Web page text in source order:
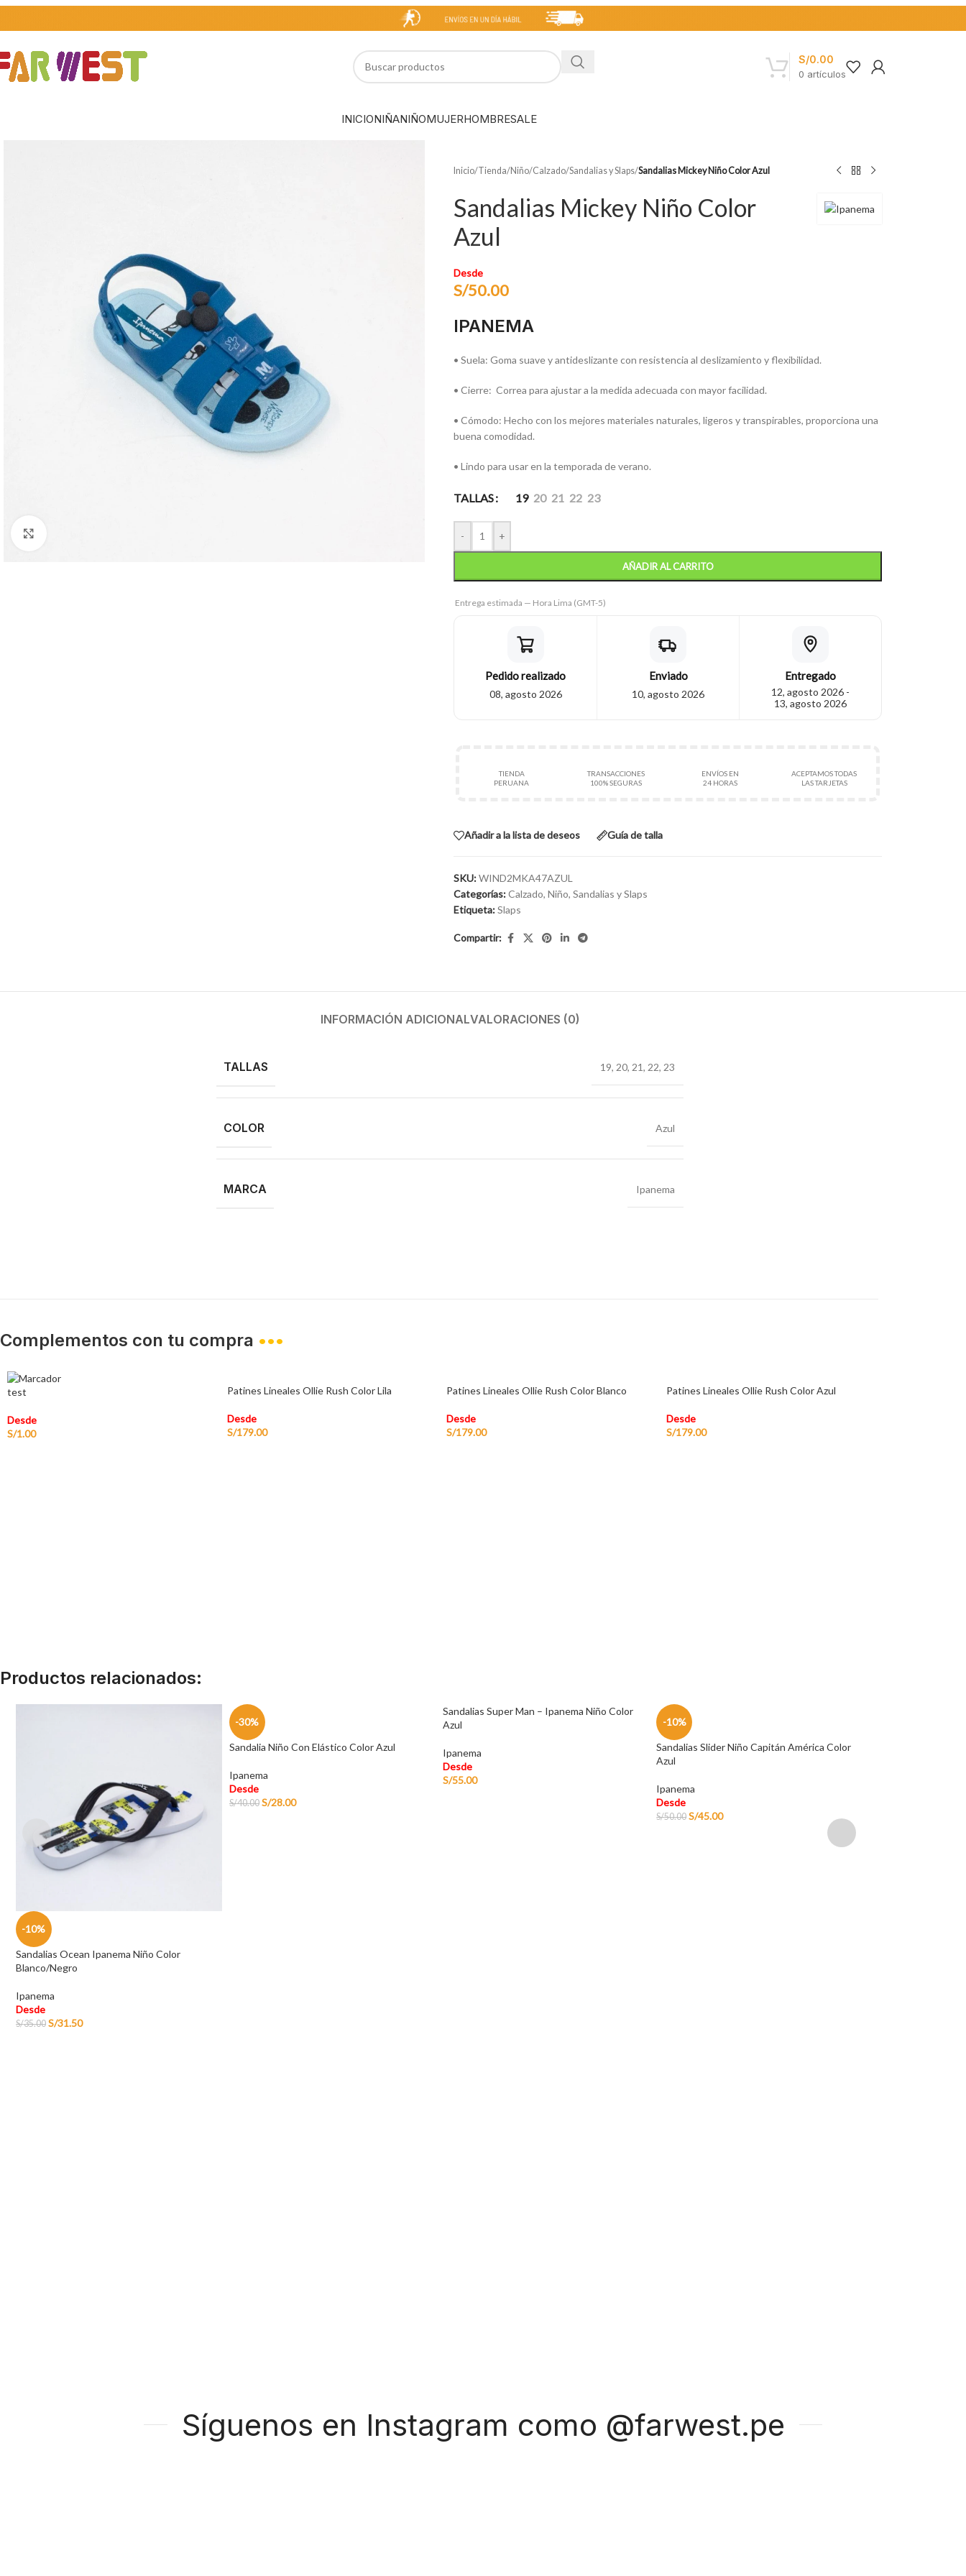
0 artículos
S/0.00
INICIONIÑANIÑOMUJERHOMBRESALE
Inicio/Tienda/Niño/Calzado/Sandalias y Slaps/Sandalias Mickey Niño Color Azul
Sandalias Mickey Niño Color
Azul
Desde
S/50.00
IPANEMA
• Suela: Goma suave y antideslizante con resistencia al deslizamiento y flexibilidad.
• Cierre: Correa para ajustar a la medida adecuada con mayor facilidad.
• Cómodo: Hecho con los mejores materiales naturales, ligeros y transpirables, proporciona una
buena comodidad.
• Lindo para usar en la temporada de verano.
TALLAS 19 20 21 22 23
- +
AÑADIR AL CARRITO
Entrega estimada — Hora Lima (GMT-5)
Pedido realizado
08, agosto 2026
Enviado
10, agosto 2026
Entregado
12, agosto 2026 -
13, agosto 2026
TIENDA
PERUANA
TRANSACCIONES
100% SEGURAS
ENVÍOS EN
24 HORAS
ACEPTAMOS TODAS
LAS TARJETAS
Añadir a la lista de deseos Guía de talla
SKU:WIND2MKA47AZUL
Categorías:Calzado, Niño, Sandalias y Slaps
Etiqueta:Slaps
Compartir:
INFORMACIÓN ADICIONALVALORACIONES (0)
TALLAS 19, 20, 21, 22, 23
COLOR Azul
MARCA Ipanema
Complementos con tu compra •••
test
Desde
S/1.00
Patines Lineales Ollie Rush Color Lila
Desde
S/179.00
Patines Lineales Ollie Rush Color Blanco
Desde
S/179.00
Patines Lineales Ollie Rush Color Azul
Desde
S/179.00
Productos relacionados:
-10%
Sandalias Ocean Ipanema Niño Color
Blanco/Negro
Ipanema
Desde
S/35.00 S/31.50
-30%
Sandalia Niño Con Elástico Color Azul
Ipanema
Desde
S/40.00 S/28.00
Sandalias Super Man – Ipanema Niño Color
Azul
Ipanema
Desde
S/55.00
-10%
Sandalias Slider Niño Capitán América Color
Azul
Ipanema
Desde
S/50.00 S/45.00
Síguenos en Instagram como @farwest.pe